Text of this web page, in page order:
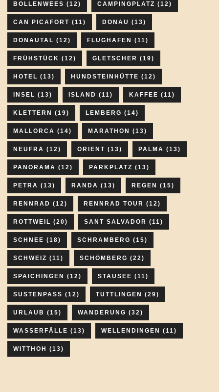
BOLLENWEES (12) CAMPINGPLATZ (12)
CAN PICAFORT (11) DONAU (13)
DONAUTAL (12) FLUGHAFEN (11)
FRÜHSTÜCK (12) GLETSCHER (19)
HOTEL (13) HUNDSTEINHÜTTE (12)
INSEL (13) ISLAND (11) KAFFEE (11)
KLETTERN (19) LEMBERG (14)
MALLORCA (14) MARATHON (13)
NEUFRA (12) ORIENT (13) PALMA (13)
PANORAMA (12) PARKPLATZ (13)
PETRA (13) RANDA (13) REGEN (15)
RENNRAD (12) RENNRAD TOUR (12)
ROTTWEIL (20) SANT SALVADOR (11)
SCHNEE (18) SCHRAMBERG (15)
SCHWEIZ (11) SCHÖMBERG (22)
SPAICHINGEN (12) STAUSEE (11)
SUSTENPASS (12) TUTTLINGEN (29)
URLAUB (15) WANDERUNG (32)
WASSERFÄLLE (13) WELLENDINGEN (11)
WITTHOH (13)